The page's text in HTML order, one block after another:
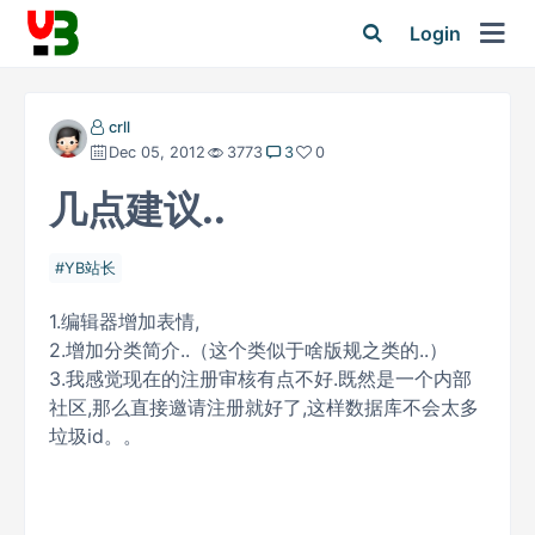
Login
crll
Dec 05, 2012
3773 3 0
几点建议..
YB站长
1.编辑器增加表情,
2.增加分类简介..（这个类似于啥版规之类的..）
3.我感觉现在的注册审核有点不好.既然是一个内部
社区,那么直接邀请注册就好了,这样数据库不会太多
垃圾id。。